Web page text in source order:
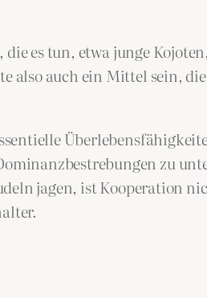
es tun, etwa junge
auch ein Mittel sein,
zu
jagen, ist Kooperation